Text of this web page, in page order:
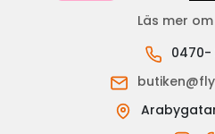
Läs mer
0470-